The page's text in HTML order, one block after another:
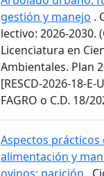
gestión y manejo .
lectivo: 2026-2030.
Licenciatura en
Ambientales. Plan
[RESCD-2026-18-E-
FAGRO o C.D. 18/
Aspectos prácticos
alimentación y